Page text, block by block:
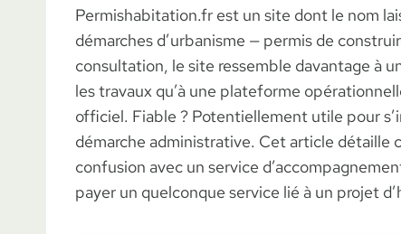
Permishabitation.fr est un site dont le nom
démarches d’urbanisme — permis de
consultation, le site ressemble davantage à
les travaux qu’à une plateforme
officiel. Fiable ? Potentiellement utile pour
démarche administrative. Cet article détaille
confusion avec un service
payer un quelconque service lié à un projet